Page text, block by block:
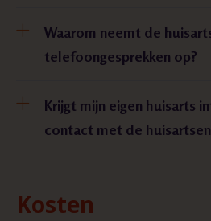
Waarom neemt de
telefoongesprekken op?
Krijgt mijn eigen huisarts
contact met de
Kosten